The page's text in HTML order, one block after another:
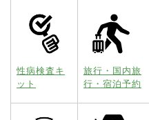
性病検査キ
ット
旅行・国内旅
行・宿泊予約